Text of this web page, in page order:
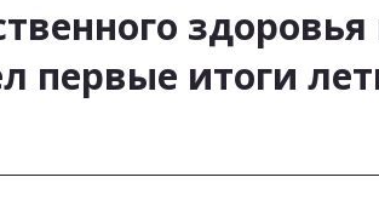
первые итоги